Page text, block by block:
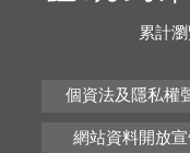
累計瀏
個資法及隱私權
網站資料開放